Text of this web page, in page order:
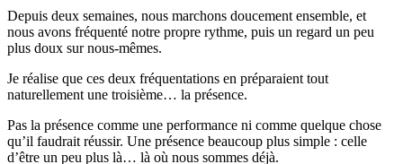
Depuis deux semaines, nous marchons doucement ensemble, et
nous avons fréquenté notre propre rythme, puis un regard un peu
plus doux sur nous-mêmes.
Je réalise que ces deux fréquentations en préparaient tout
naturellement une troisième… la présence.
Pas la présence comme une performance ni comme quelque chose
qu’il faudrait réussir. Une présence beaucoup plus simple : celle
d’être un peu plus là… là où nous sommes déjà.